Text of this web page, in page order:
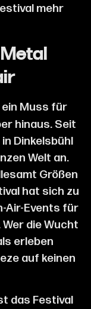
mehr
Muss für
hinaus. Seit
Dinkelsbühl
Welt an.
Größen
hat sich zu
Air-Events für
die Wucht
erleben
auf keinen
das Festival